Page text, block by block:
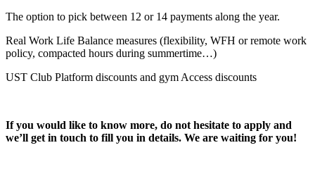
The option to pick between 12 or 14 payments along the year.
Real Work Life Balance measures (flexibility, WFH or remote work
policy, compacted hours during summertime…)
UST Club Platform discounts and gym Access discounts
If you would like to know more, do not hesitate to apply and
we’ll get in touch to fill you in details. We are waiting for you!